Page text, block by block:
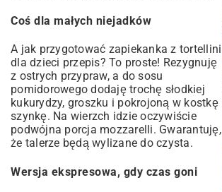
Coś dla małych niejadków
A jak przygotować zapiekanka z tortellini
dla dzieci przepis? To proste! Rezygnuję
z ostrych przypraw, a do sosu
pomidorowego dodaję trochę słodkiej
kukurydzy, groszku i pokrojoną w kostkę
szynkę. Na wierzch idzie oczywiście
podwójna porcja mozzarelli. Gwarantuję,
że talerze będą wylizane do czysta.
Wersja ekspresowa, gdy czas goni